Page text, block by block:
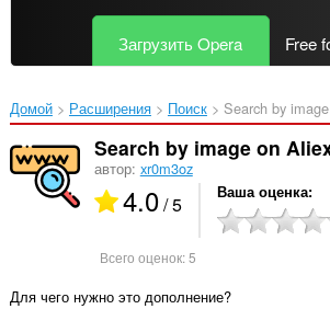
Загрузить Opera Free
Домой Расширения Поиск Search by
Search by image on
автор: xr0m3oz
4.0/ 5 Ваша оценка
Всего оценок:5
Для чего нужно это дополнение?